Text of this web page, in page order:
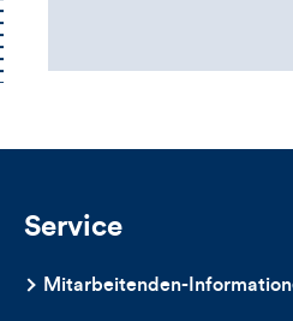
Service
Mitarbeitenden-